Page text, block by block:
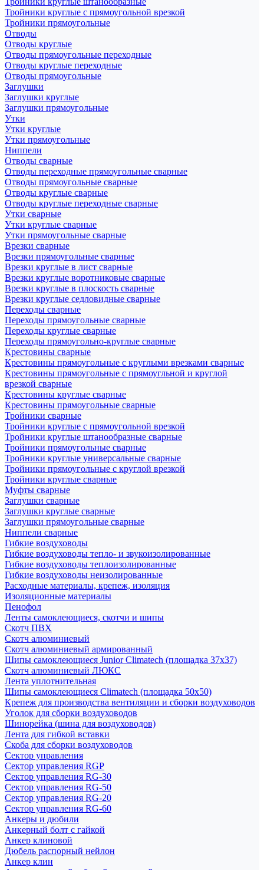
Тройники круглые с прямоугольной врезкой
Тройники прямоугольные
Отводы
Отводы круглые
Отводы прямоугольные переходные
Отводы круглые переходные
Отводы прямоугольные
Заглушки
Заглушки круглые
Заглушки прямоугольные
Утки
Утки круглые
Утки прямоугольные
Ниппели
Отводы сварные
Отводы переходные прямоугольные сварные
Отводы прямоугольные сварные
Отводы круглые сварные
Отводы круглые переходные сварные
Утки сварные
Утки круглые сварные
Утки прямоугольные сварные
Врезки сварные
Врезки прямоугольные сварные
Врезки круглые в лист сварные
Врезки круглые воротниковые сварные
Врезки круглые в плоскость сварные
Врезки круглые седловидные сварные
Переходы сварные
Переходы прямоугольные сварные
Переходы круглые сварные
Переходы прямоугольно-круглые сварные
Крестовины сварные
Крестовины прямоугольные с круглыми врезками сварные
Крестовины прямоугольные с прямоугльной и круглой
врезкой сварные
Крестовины круглые сварные
Крестовины прямоугольные сварные
Тройники сварные
Тройники круглые с прямоугольной врезкой
Тройники круглые штанообразные сварные
Тройники прямоугольные сварные
Тройники круглые универсальные сварные
Тройники прямоугольные с круглой врезкой
Тройники круглые сварные
Муфты сварные
Заглушки сварные
Заглушки круглые сварные
Заглушки прямоугольные сварные
Ниппели сварные
Гибкие воздуховоды
Гибкие воздуховоды тепло- и звукоизолированные
Гибкие воздуховоды теплоизолированные
Гибкие воздуховоды неизолированные
Расходные материалы, крепеж, изоляция
Изоляционные материалы
Пенофол
Ленты самоклеющиеся, скотчи и шипы
Скотч ПВХ
Скотч алюминиевый
Скотч алюминиевый армированный
Шипы самоклеющиеся Junior Climatech (площадка 37х37)
Скотч алюминиевый ЛЮКС
Лента уплотнительная
Шипы самоклеющиеся Climatech (площадка 50х50)
Крепеж для производства вентиляции и сборки воздуховодов
Уголок для сборки воздуховодов
Шинорейка (шина для воздуховодов)
Лента для гибкой вставки
Скоба для сборки воздуховодов
Сектор управления
Сектор управления RGP
Сектор управления RG-30
Сектор управления RG-50
Сектор управления RG-20
Сектор управления RG-60
Анкеры и дюбили
Анкерный болт с гайкой
Анкер клиновой
Дюбель распорный нейлон
Анкер клин